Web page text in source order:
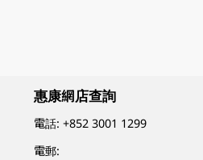
惠康網店查詢
電話:+852 3001 1299
電郵: